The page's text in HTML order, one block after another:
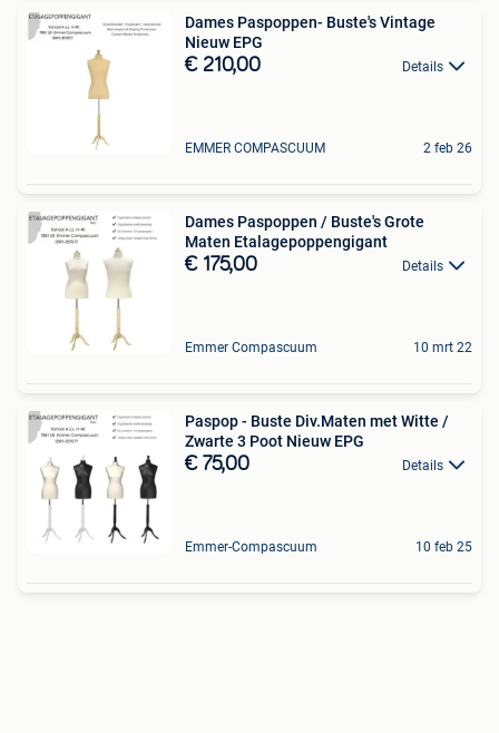
Dames Paspoppen- Buste's Vintage
Nieuw EPG
€ 210,00 Details
EMMER COMPASCUUM 2 feb 26
Dames Paspoppen / Buste's Grote
Maten Etalagepoppengigant
€ 175,00 Details
Emmer Compascuum 10 mrt 22
Paspop - Buste Div.Maten met Witte /
Zwarte 3 Poot Nieuw EPG
€ 75,00 Details
Emmer-Compascuum 10 feb 25